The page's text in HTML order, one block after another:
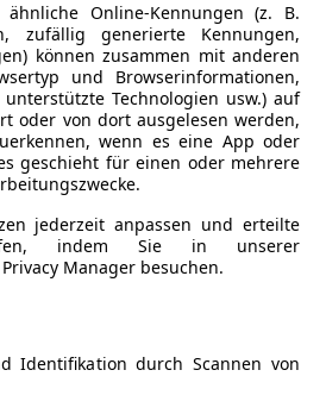
ähnliche Online-Kennungen (z. B.
zufällig generierte Kennungen,
können zusammen mit anderen
und Browserinformationen,
Technologien usw.) auf
oder von dort ausgelesen werden,
wenn es eine App oder
geschieht für einen oder mehrere
jederzeit anpassen und erteilte
indem Sie in unserer
Manager besuchen.
Identifikation durch Scannen von